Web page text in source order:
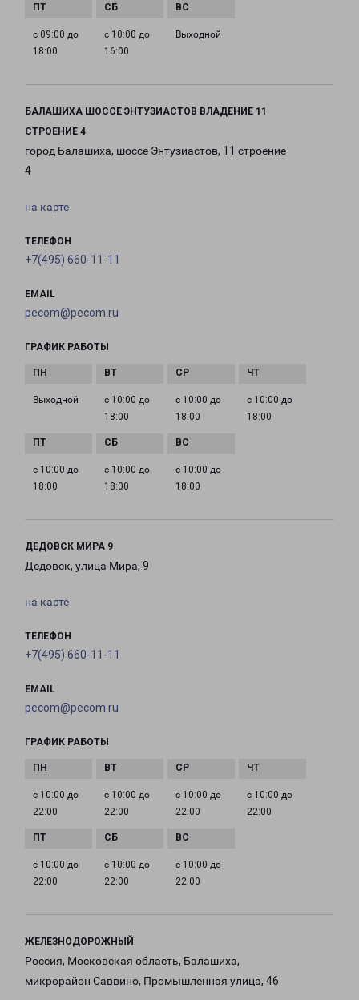
с 09:00 до
18:00
с 10:00 до
16:00
Выходной
БАЛАШИХА ШОССЕ ЭНТУЗИАСТОВ ВЛАДЕНИЕ 11
СТРОЕНИЕ 4
город Балашиха, шоссе Энтузиастов, 11 строение
4
на карте
ТЕЛЕФОН
+7(495) 660-11-11
EMAIL
pecom@pecom.ru
ГРАФИК РАБОТЫ
Выходной
с 10:00 до
18:00
с 10:00 до
18:00
с 10:00 до
18:00
с 10:00 до
18:00
с 10:00 до
18:00
с 10:00 до
18:00
ДЕДОВСК МИРА 9
Дедовск, улица Мира, 9
на карте
ТЕЛЕФОН
+7(495) 660-11-11
EMAIL
pecom@pecom.ru
ГРАФИК РАБОТЫ
с 10:00 до
22:00
с 10:00 до
22:00
с 10:00 до
22:00
с 10:00 до
22:00
с 10:00 до
22:00
с 10:00 до
22:00
с 10:00 до
22:00
ЖЕЛЕЗНОДОРОЖНЫЙ
Россия, Московская область, Балашиха,
микрорайон Саввино, Промышленная улица, 46